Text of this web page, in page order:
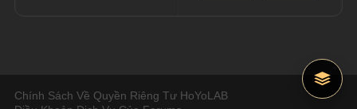
Chính Sách Về Quyền Riêng Tư HoYoLAB